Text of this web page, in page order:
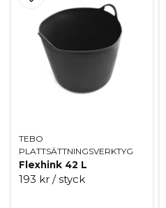
TEBO
PLATTSÄTTNINGSVERKTYG
Flexhink 42 L
193 kr / styck